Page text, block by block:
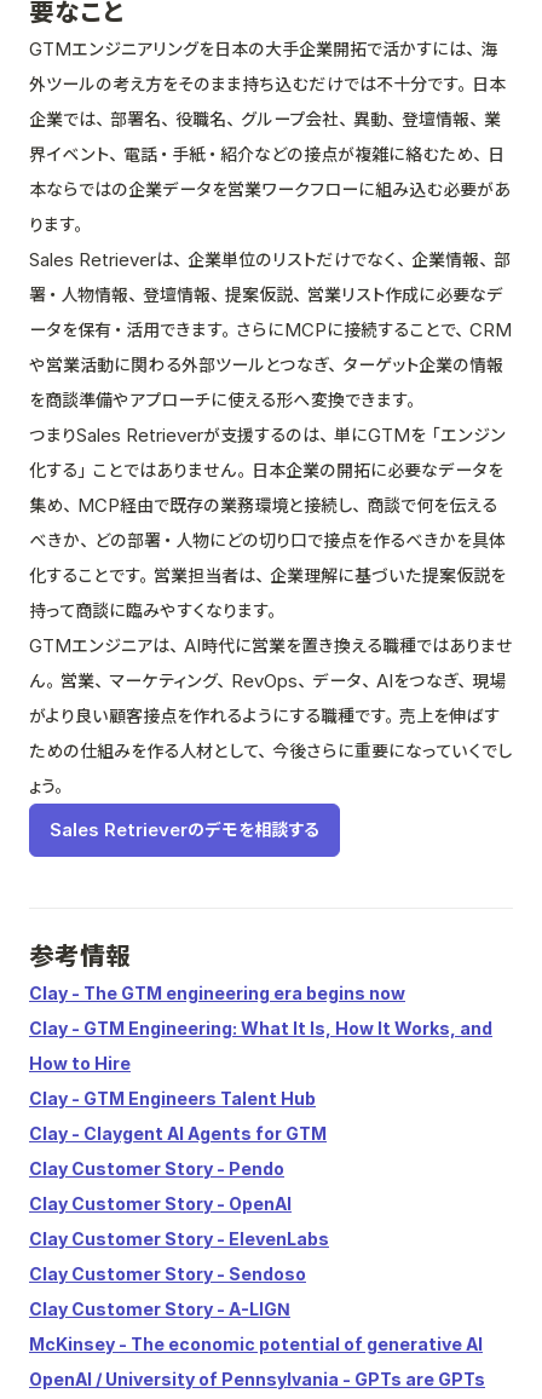
要なこと
GTMエンジニアリングを日本の大手企業開拓で活かすには、海
外ツールの考え方をそのまま持ち込むだけでは不十分です。日本
企業では、部署名、役職名、グループ会社、異動、登壇情報、業
界イベント、電話・手紙・紹介などの接点が複雑に絡むため、日
本ならではの企業データを営業ワークフローに組み込む必要があ
ります。
Sales Retrieverは、企業単位のリストだけでなく、企業情報、部
署・人物情報、登壇情報、提案仮説、営業リスト作成に必要なデ
ータを保有・活用できます。さらにMCPに接続することで、CRM
や営業活動に関わる外部ツールとつなぎ、ターゲット企業の情報
を商談準備やアプローチに使える形へ変換できます。
つまりSales Retrieverが支援するのは、単にGTMを「エンジン
化する」ことではありません。日本企業の開拓に必要なデータを
集め、MCP経由で既存の業務環境と接続し、商談で何を伝える
べきか、どの部署・人物にどの切り口で接点を作るべきかを具体
化することです。営業担当者は、企業理解に基づいた提案仮説を
持って商談に臨みやすくなります。
GTMエンジニアは、AI時代に営業を置き換える職種ではありませ
ん。営業、マーケティング、RevOps、データ、AIをつなぎ、現場
がより良い顧客接点を作れるようにする職種です。売上を伸ばす
ための仕組みを作る人材として、今後さらに重要になっていくでし
ょう。
Sales Retrieverのデモを相談する
参考情報
Clay - The GTM engineering era begins now
Clay - GTM Engineering: What It Is, How It Works, and
How to Hire
Clay - GTM Engineers Talent Hub
Clay - Claygent AI Agents for GTM
Clay Customer Story - Pendo
Clay Customer Story - OpenAI
Clay Customer Story - ElevenLabs
Clay Customer Story - Sendoso
Clay Customer Story - A-LIGN
McKinsey - The economic potential of generative AI
OpenAI / University of Pennsylvania - GPTs are GPTs